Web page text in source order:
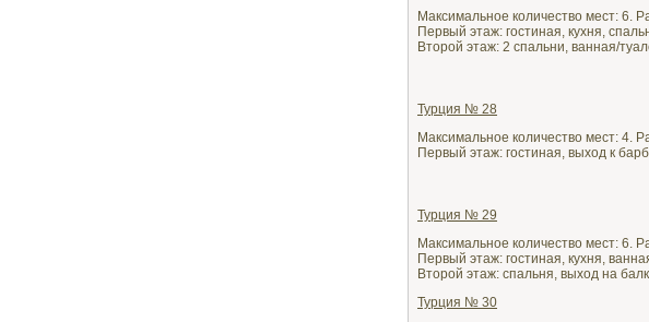
Максимальное количество мест: 6.
Первый этаж: гостиная, кухня,
Второй этаж: 2 спальни, ванная/
Турция № 28
Максимальное количество мест: 4.
Первый этаж: гостиная, выход к
Турция № 29
Максимальное количество мест: 6.
Первый этаж: гостиная, кухня,
Второй этаж: спальня, выход на
Турция № 30